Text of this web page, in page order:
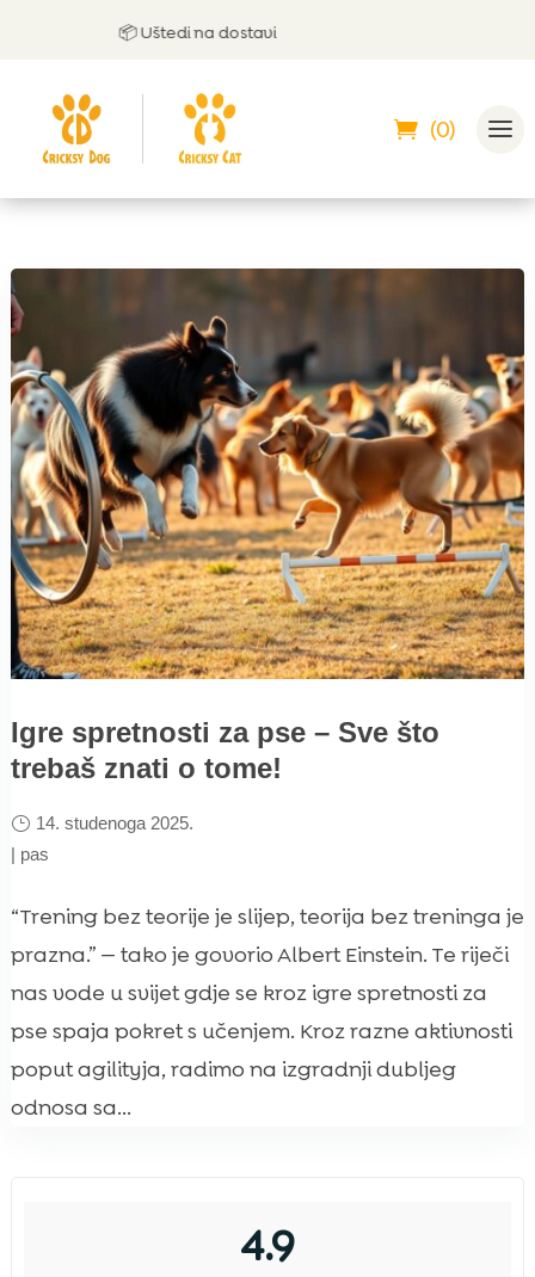
📦 Uštedi na dostavi
(0)
Igre spretnosti za pse – Sve što
trebaš znati o tome!
14. studenoga 2025.
| pas
“Trening bez teorije je slijep, teorija bez treninga je
prazna.” — tako je govorio Albert Einstein. Te riječi
nas vode u svijet gdje se kroz igre spretnosti za
pse spaja pokret s učenjem. Kroz razne aktivnosti
poput agilityja, radimo na izgradnji dubljeg
odnosa sa...
4.9